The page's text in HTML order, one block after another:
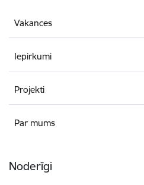
Vakances
Iepirkumi
Projekti
Par mums
Noderīgi